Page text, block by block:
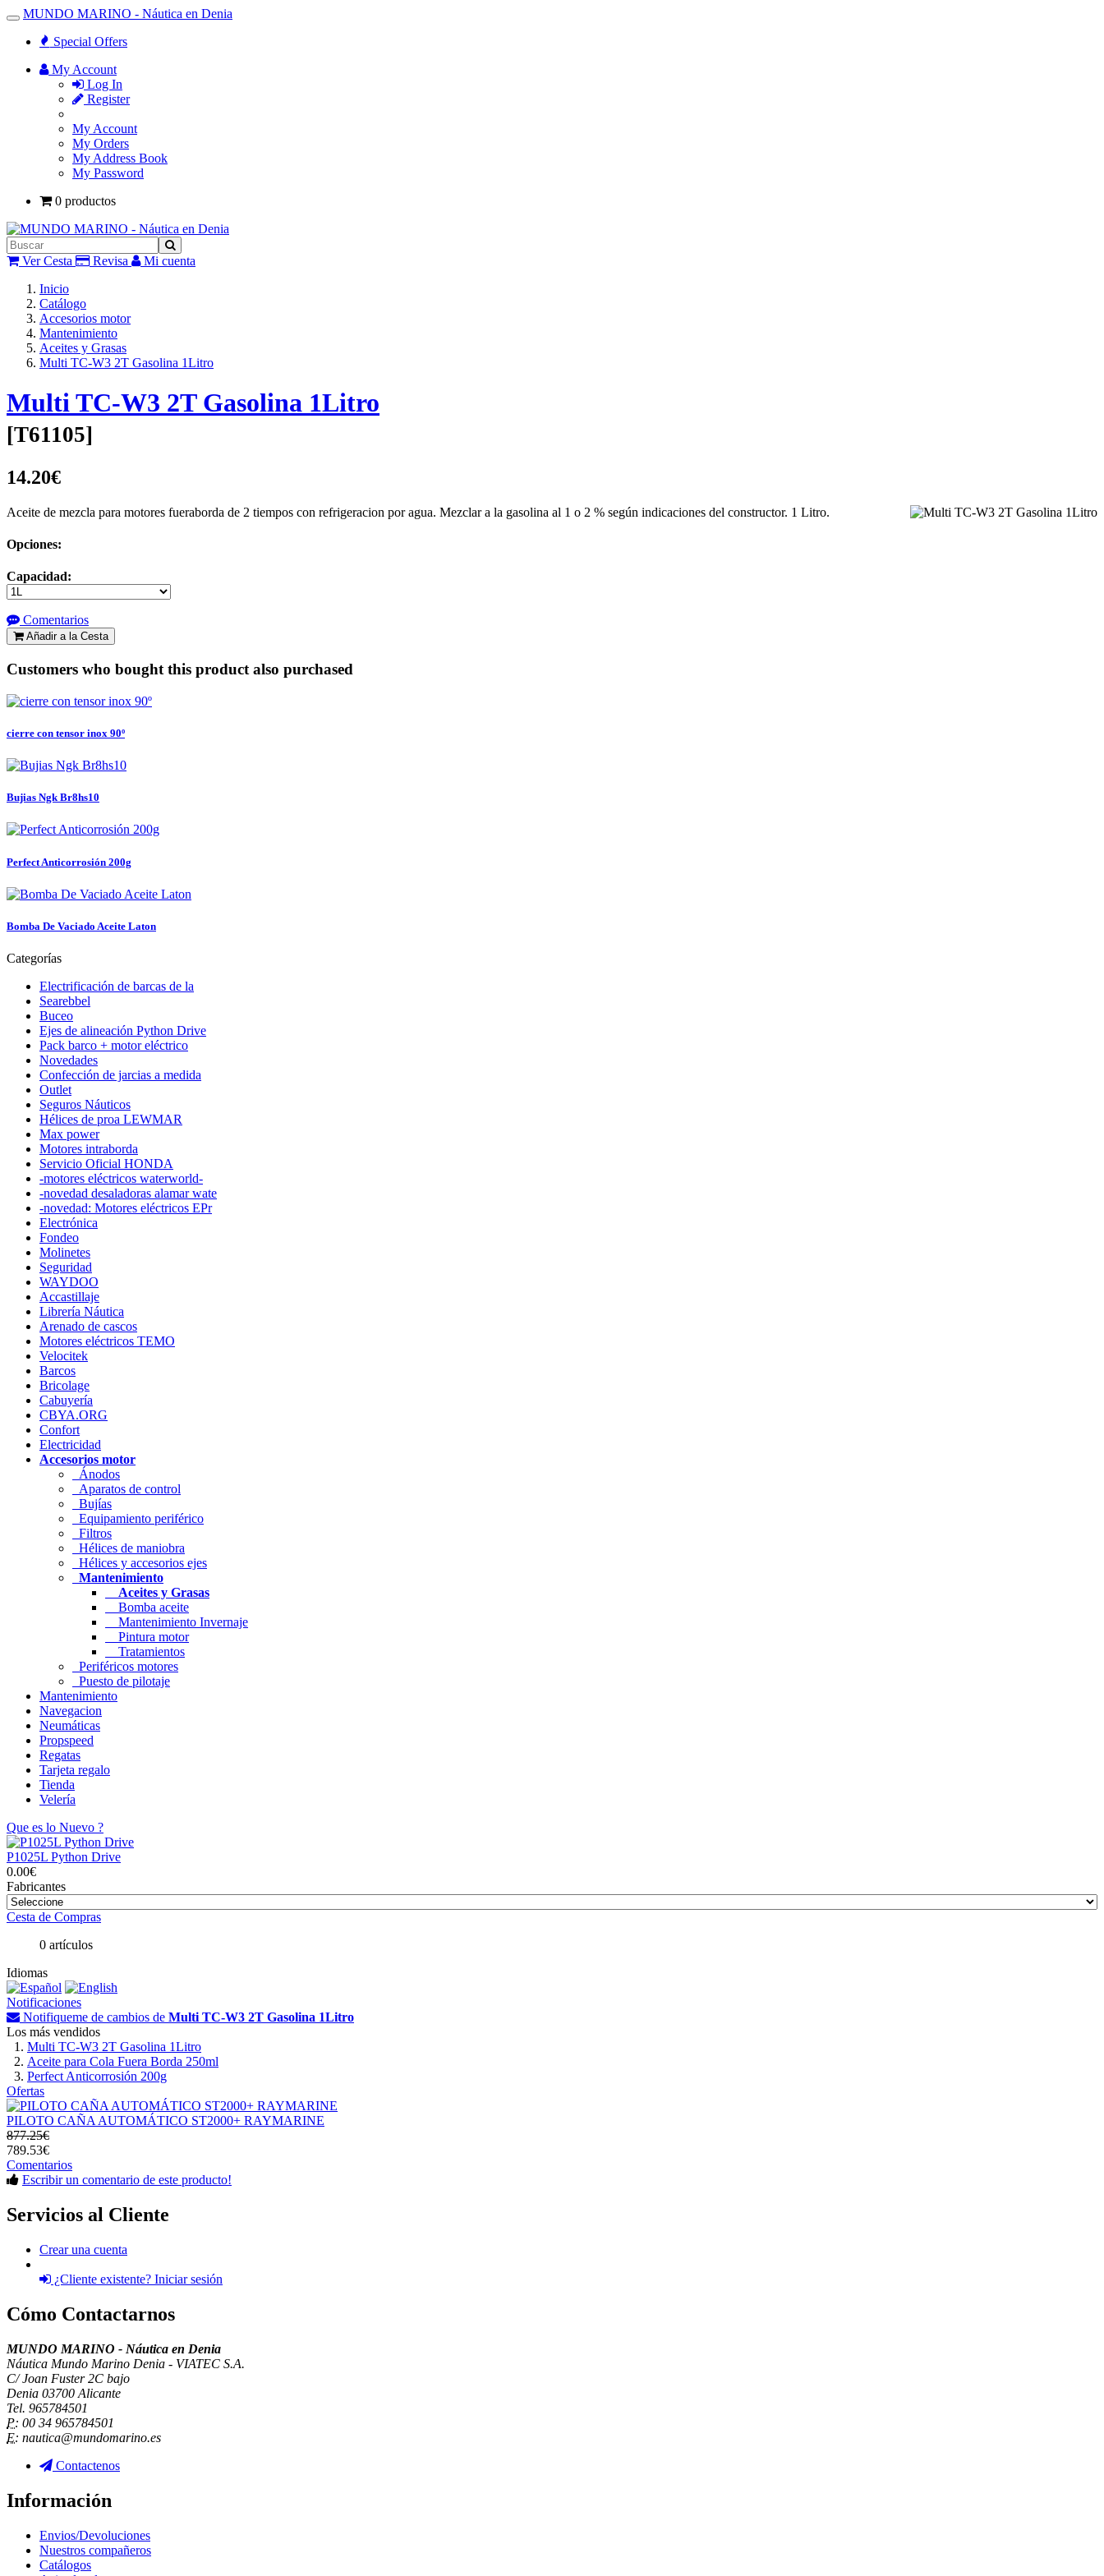
Toggle
Navigation
MUNDO MARINO - Náutica en Denia
Special Offers
My Account
Log In
Register
My Account
My Orders
My Address Book
My Password
0 productos
Ver Cesta Revisa
Mi cuenta
Inicio
Catálogo
Accesorios motor
Mantenimiento
Aceites y Grasas
Multi TC-W3 2T Gasolina 1Litro
Multi TC-W3 2T Gasolina 1Litro
[T61105]
14.20€
Aceite de mezcla para motores fueraborda de 2 tiempos con refrigeracion por agua. Mezclar a la gasolina al 1 o 2 % según indicaciones del constructor. 1 Litro.
Opciones:
Capacidad:
Comentarios
Añadir a la Cesta
Customers who bought this product also purchased
cierre con tensor inox 90º
Bujias Ngk Br8hs10
Perfect Anticorrosión 200g
Bomba De Vaciado Aceite Laton
Categorías
Electrificación de barcas de la
Searebbel
Buceo
Ejes de alineación Python Drive
Pack barco + motor eléctrico
Novedades
Confección de jarcias a medida
Outlet
Seguros Náuticos
Hélices de proa LEWMAR
Max power
Motores intraborda
Servicio Oficial HONDA
-motores eléctricos waterworld-
-novedad desaladoras alamar wate
-novedad: Motores eléctricos EPr
Electrónica
Fondeo
Molinetes
Seguridad
WAYDOO
Accastillaje
Librería Náutica
Arenado de cascos
Motores eléctricos TEMO
Velocitek
Barcos
Bricolage
Cabuyería
CBYA.ORG
Confort
Electricidad
Accesorios motor
Ánodos
Aparatos de control
Bujías
Equipamiento periférico
Filtros
Hélices de maniobra
Hélices y accesorios ejes
Mantenimiento
Aceites y Grasas
Bomba aceite
Mantenimiento Invernaje
Pintura motor
Tratamientos
Periféricos motores
Puesto de pilotaje
Mantenimiento
Navegacion
Neumáticas
Propspeed
Regatas
Tarjeta regalo
Tienda
Velería
Que es lo Nuevo ?
P1025L Python Drive
0.00€
Fabricantes
Cesta de Compras
0 artículos
Idiomas
Notificaciones
Notifiqueme de cambios de Multi TC-W3 2T Gasolina 1Litro
Los más vendidos
Multi TC-W3 2T Gasolina 1Litro
Aceite para Cola Fuera Borda 250ml
Perfect Anticorrosión 200g
Ofertas
PILOTO CAÑA AUTOMÁTICO ST2000+ RAYMARINE
877.25€
789.53€
Comentarios
Escribir un comentario de este producto!
Servicios al Cliente
Crear una cuenta
¿Cliente existente? Iniciar sesión
Cómo Contactarnos
MUNDO MARINO - Náutica en Denia
Náutica Mundo Marino Denia - VIATEC S.A.
C/ Joan Fuster 2C bajo
Denia 03700 Alicante
Tel. 965784501
P: 00 34 965784501
E: nautica@mundomarino.es
Contactenos
Información
Envios/Devoluciones
Nuestros compañeros
Catálogos